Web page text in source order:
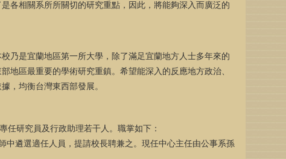
各相關系所所關切的研究重點，因此，將能夠深入而廣泛的
乃是宜蘭地區第一所大學，除了滿足宜蘭地方人士多年來的
地區最重要的學術研究重鎮。希望能深入的反應地方政治、
，均衡台灣東西部發展。
任研究員及行政助理若干人。職掌如下：
中遴選適任人員，提請校長聘兼之。現任中心主任由公事系孫